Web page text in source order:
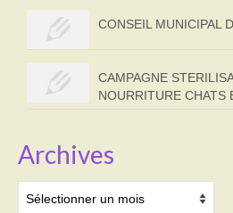
CONSEIL MUNICIPAL
CAMPAGNE
NOURRITURE CHATS
Archives